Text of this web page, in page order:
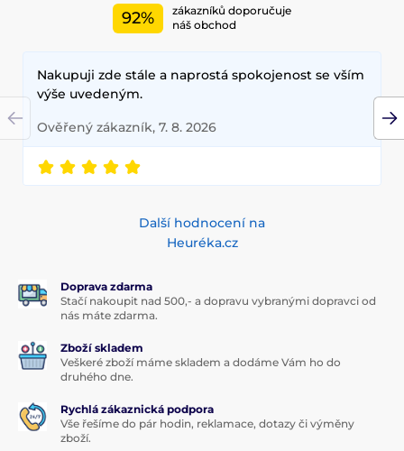
92%
zákazníků doporučuje
náš obchod
Nakupuji zde stále a naprostá spokojenost se vším
výše uvedeným.
Ověřený zákazník, 7. 8. 2026
Další hodnocení na
Heuréka.cz
Doprava zdarma
Stačí nakoupit nad 500,- a dopravu vybranými dopravci od
nás máte zdarma.
Zboží skladem
Veškeré zboží máme skladem a dodáme Vám ho do
druhého dne.
Rychlá zákaznická podpora
Vše řešíme do pár hodin, reklamace, dotazy či výměny
zboží.